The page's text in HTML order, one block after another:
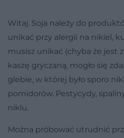
Witaj. Soja należy do
unikać przy alergii na nikiel,
musisz unikać (chyba że jest
kaszę gryczaną, mogło się
glebie, w której było sporo
pomidorów. Pestycydy,
niklu.
Można próbować utrudnić